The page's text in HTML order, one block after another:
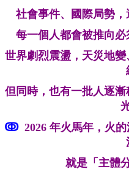
社會事件、
國際局勢
每一個人都會被推向必
世界劇烈震盪，天災地變
但同時，也有一批人逐
ↂ 2026 年火馬年，火
就是「主體